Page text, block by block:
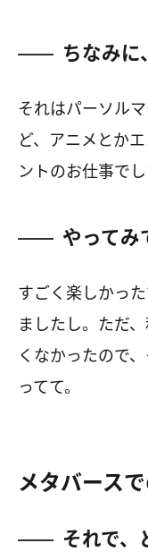
ちなみに
それはパーソル
ど、アニメとか
ントのお仕事でし
やってみ
すごく楽しかっ
ましたし。ただ
くなかったので
ってて。
メタバース
それで、